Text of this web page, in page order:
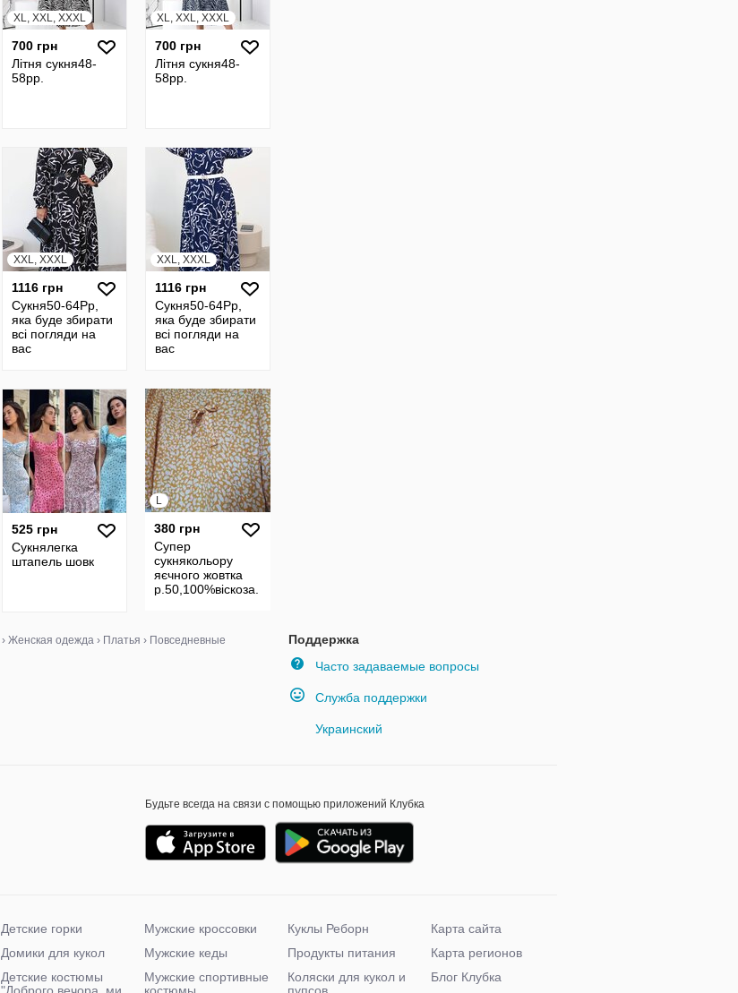
XL, XXL, XXXL
700 грн
Літня сукня48-
58pp.
XL, XXL, XXXL
700 грн
Літня сукня48-
58pp.
XXL, XXXL
1116 грн
Сукня50-64Рр,
яка буде збирати
всі погляди на
вас
XXL, XXXL
1116 грн
Сукня50-64Рр,
яка буде збирати
всі погляди на
вас
525 грн
Сукнялегка
штапель шовк
L
380 грн
Супер
сукнякольору
яєчного жовтка
р.50,100%віскоза.
Поддержка
Часто задаваемые вопросы
Служба поддержки
Украинский
› Женская одежда › Платья › Повседневные
Будьте всегда на связи с помощью приложений Клубка
Детские горки
Домики для кукол
Детские костюмы
Мужские кроссовки
Мужские кеды
Мужские спортивные
Куклы Реборн
Продукты питания
Коляски для кукол и
Карта сайта
Карта регионов
Блог Клубка